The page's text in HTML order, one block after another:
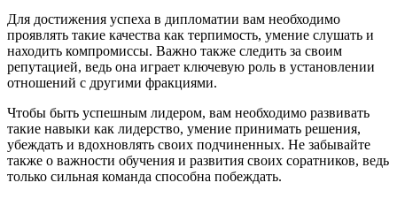
Для достижения успеха в дипломатии вам необходимо
проявлять такие качества как терпимость, умение слушать и
находить компромиссы. Важно также следить за своим
репутацией, ведь она играет ключевую роль в установлении
отношений с другими фракциями.
Чтобы быть успешным лидером, вам необходимо развивать
такие навыки как лидерство, умение принимать решения,
убеждать и вдохновлять своих подчиненных. Не забывайте
также о важности обучения и развития своих соратников, ведь
только сильная команда способна побеждать.